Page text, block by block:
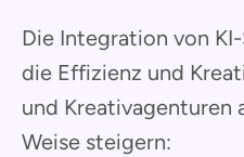
Die Integration von
die Effizienz und
und Kreativagenturen
Weise steigern: